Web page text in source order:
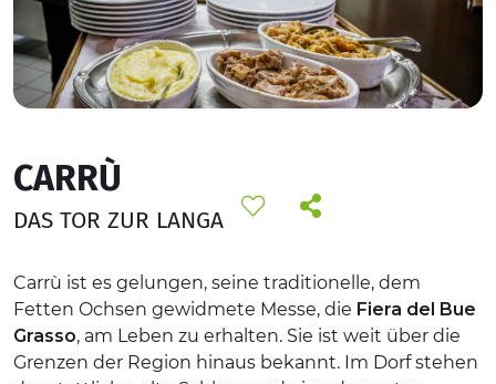
GEBIET
KULTUR
ERLEBNISSE
EVENTS
CARRÙ
DAS TOR ZUR LANGA
Carrù ist es gelungen, seine traditionelle, dem
Fetten Ochsen gewidmete Messe, die Fiera del Bue
Grasso, am Leben zu erhalten. Sie ist weit über die
Grenzen der Region hinaus bekannt. Im Dorf stehen